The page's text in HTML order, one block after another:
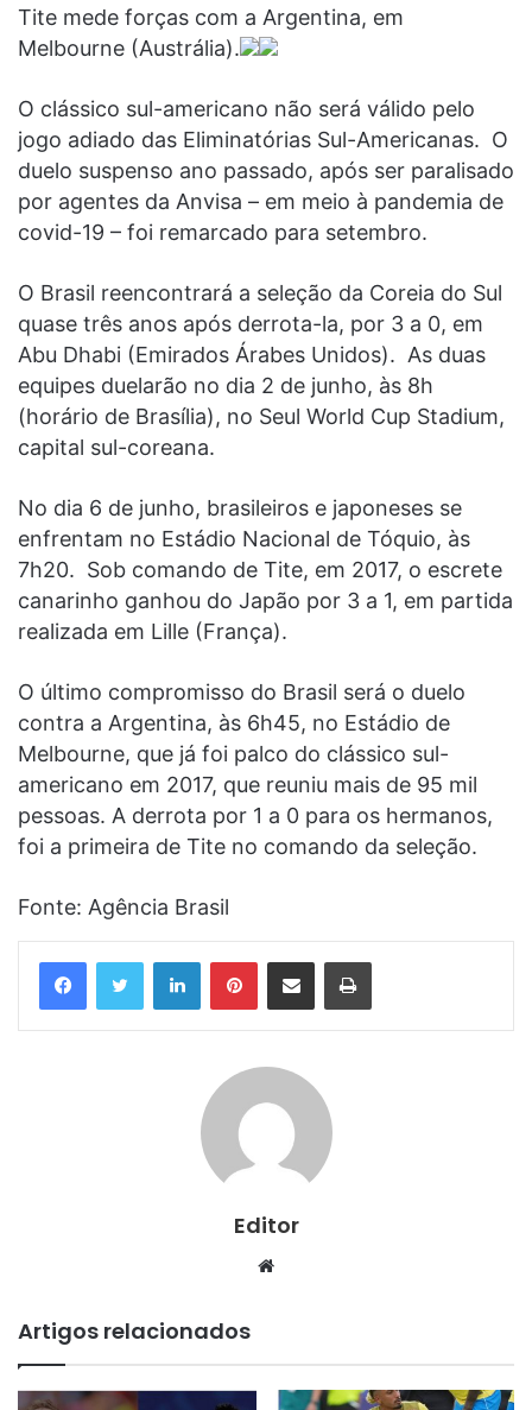
Tite mede forças com a Argentina, em
Melbourne (Austrália).
O clássico sul-americano não será válido pelo
jogo adiado das Eliminatórias Sul-Americanas. O
duelo suspenso ano passado, após ser paralisado
por agentes da Anvisa – em meio à pandemia de
covid-19 – foi remarcado para setembro.
O Brasil reencontrará a seleção da Coreia do Sul
quase três anos após derrota-la, por 3 a 0, em
Abu Dhabi (Emirados Árabes Unidos). As duas
equipes duelarão no dia 2 de junho, às 8h
(horário de Brasília), no Seul World Cup Stadium,
capital sul-coreana.
No dia 6 de junho, brasileiros e japoneses se
enfrentam no Estádio Nacional de Tóquio, às
7h20. Sob comando de Tite, em 2017, o escrete
canarinho ganhou do Japão por 3 a 1, em partida
realizada em Lille (França).
O último compromisso do Brasil será o duelo
contra a Argentina, às 6h45, no Estádio de
Melbourne, que já foi palco do clássico sul-
americano em 2017, que reuniu mais de 95 mil
pessoas. A derrota por 1 a 0 para os hermanos,
foi a primeira de Tite no comando da seleção.
Fonte: Agência Brasil
LinkedinPinterestCompartilhar via e-mail Imprimir
Editor
Website
Artigos relacionados